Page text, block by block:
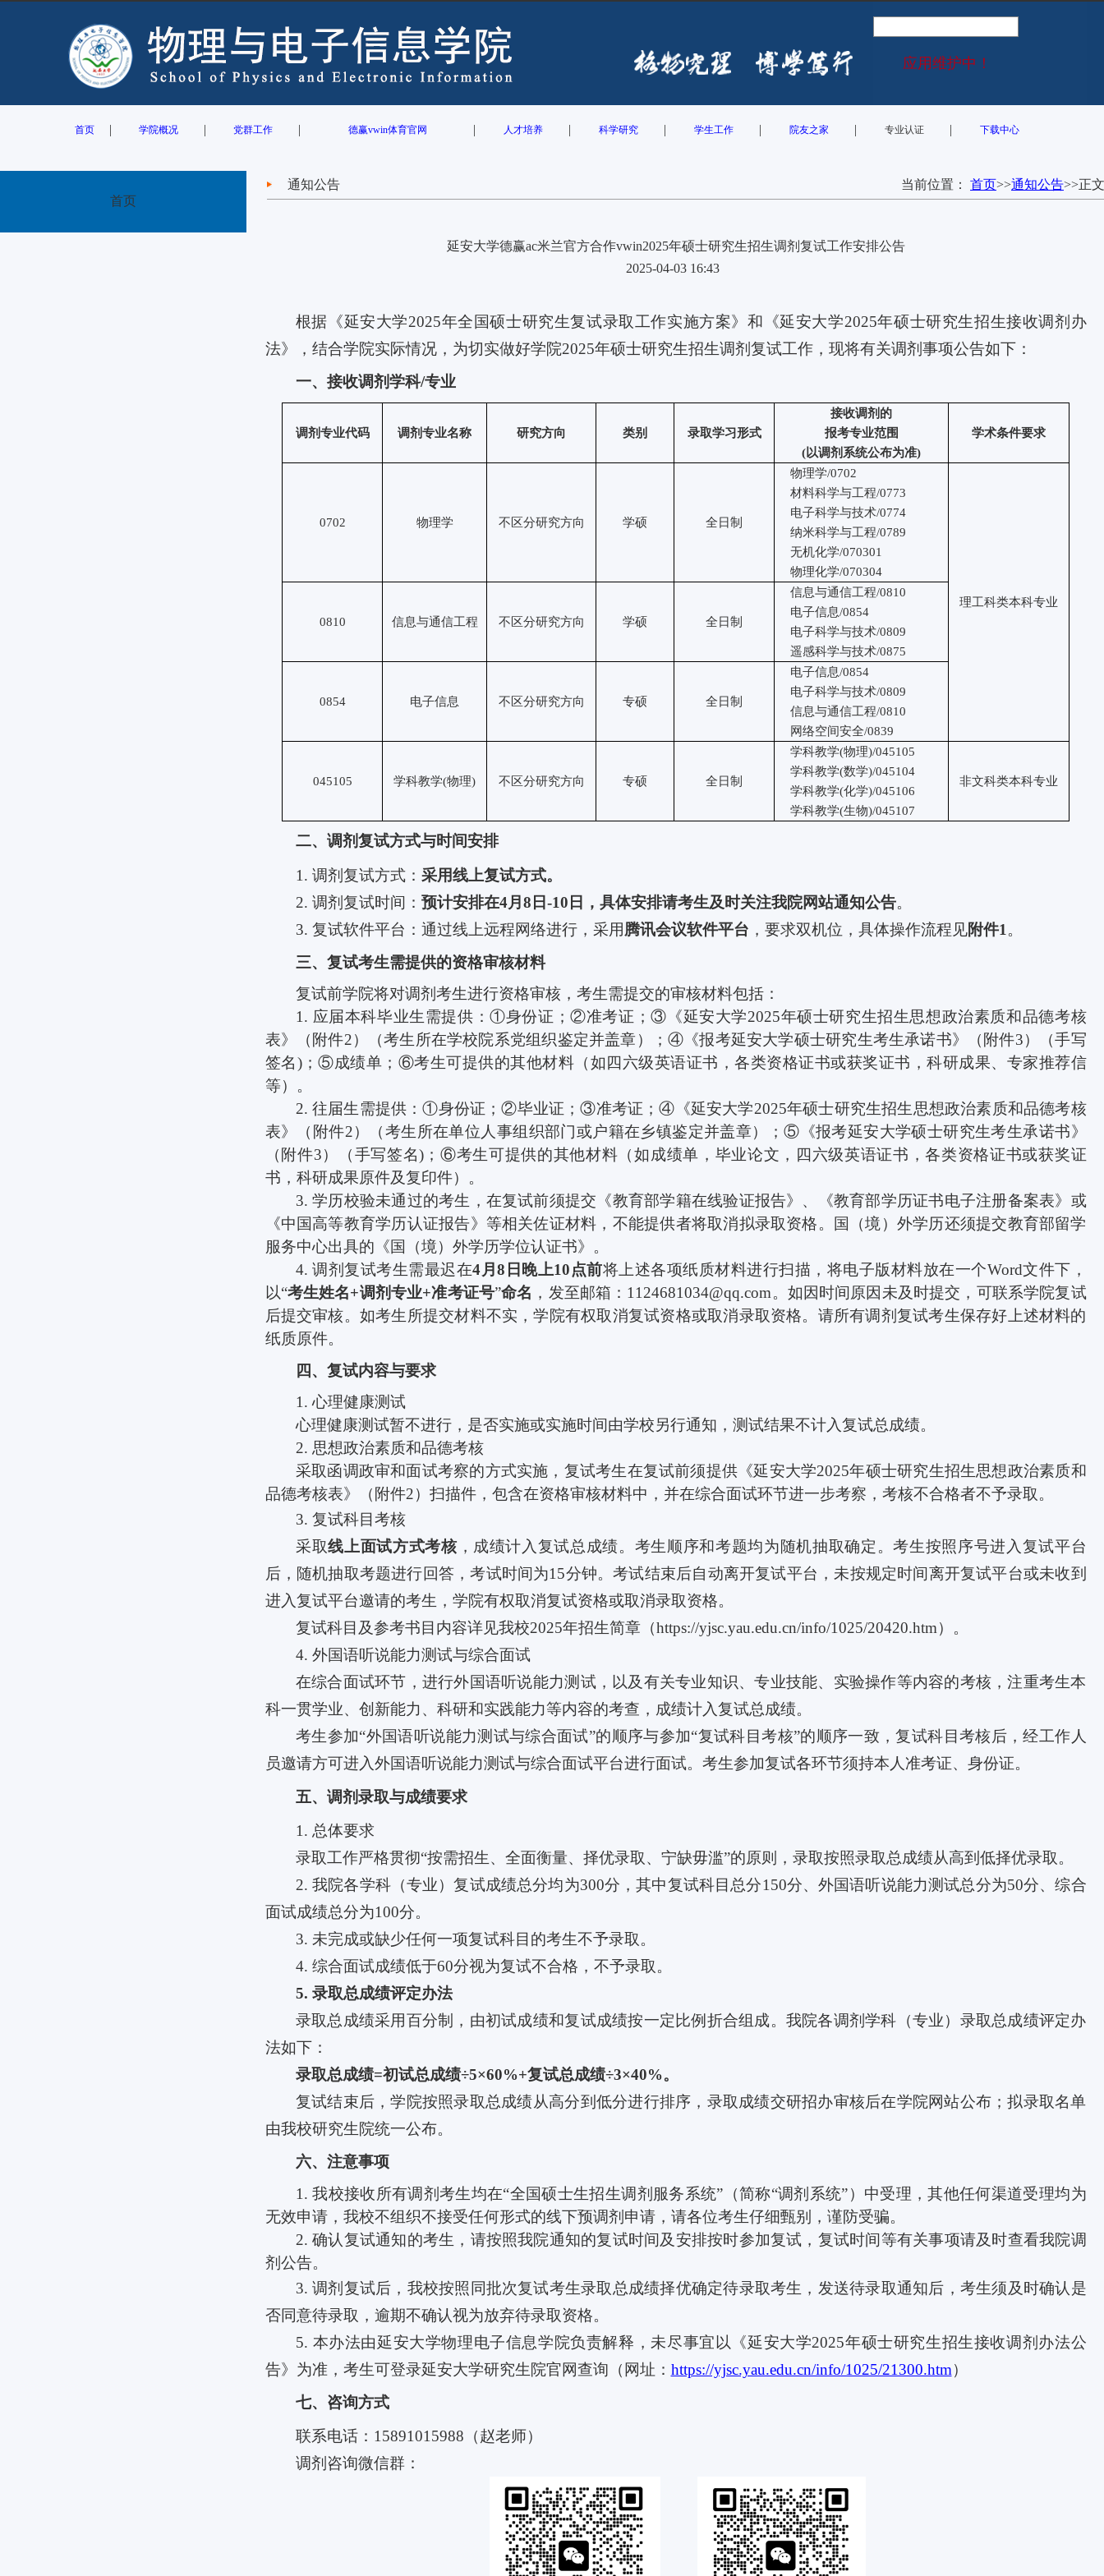
应用维护中！
首页 | 学院概况 | 党群工作 | 德赢vwin体育官网 | 人才培养 | 科学研究 | 学生工作 | 院友之家 | 专业认证 | 下载中心
首页
通知公告 当前位置： 首页>>通知公告>>正文
延安大学德赢ac米兰官方合作vwin2025年硕士研究生招生调剂复试工作安排公告
2025-04-03 16:43
根据《延安大学2025年全国硕士研究生复试录取工作实施方案》和《延安大学2025年硕士研究生招生接收调剂办
法》，结合学院实际情况，为切实做好学院2025年硕士研究生招生调剂复试工作，现将有关调剂事项公告如下：
一、接收调剂学科/专业
调剂专业代码 调剂专业名称 研究方向 类别 录取学习形式
接收调剂的
报考专业范围
(以调剂系统公布为准)
学术条件要求
0702 物理学 不区分研究方向 学硕 全日制
物理学/0702
材料科学与工程/0773
电子科学与技术/0774
纳米科学与工程/0789
无机化学/070301
物理化学/070304
理工科类本科专业
0810
信息与通信工程 不区分研究方向 学硕 全日制
信息与通信工程/0810
电子信息/0854
电子科学与技术/0809
遥感科学与技术/0875
0854 电子信息 不区分研究方向 专硕 全日制
电子信息/0854
电子科学与技术/0809
信息与通信工程/0810
网络空间安全/0839
045105 学科教学(物理) 不区分研究方向 专硕 全日制
学科教学(物理)/045105
学科教学(数学)/045104
学科教学(化学)/045106
学科教学(生物)/045107
非文科类本科专业
二、 调剂复试方式与时间安排
1. 调剂复试方式： 采用线上复试方式。
2. 调剂复试时间： 预计安排在4月 8 日-10 日，具体安排请考生及时关注我院网站通知公告。
3. 复试软件平台：通过线上远程网络进行，采用腾讯会议软件平台 ，要求双机位，具体操作流程见附件1 。
三、复试考生需提供的资格审核材料
复试前学院将对调剂考生进行资格审核，考生需提交的审核材料包括：
1. 应届本科毕业生需提供：①身份证；②准考证；③《延安大学2025年硕士研究生招生思想政治素质和品德考核
表》（附件2）（考生所在学校院系党组织鉴定并盖章）；④《报考延安大学硕士研究生考生承诺书》（附件3）（手写
签名)；⑤成绩单；⑥考生可提供的其他材料（如四六级英语证书，各类资格证书或获奖证书，科研成果、专家推荐信
等）。
2.往届生需提供：①身份证；②毕业证；③准考证；④《延安大学2025年硕士研究生招生思想政治素质和品德考核
表》（附件2）（考生所在单位人事组织部门或户籍在乡镇鉴定并盖章）；⑤《报考延安大学硕士研究生考生承诺书》
（附件3）（手写签名) ；⑥考生可提供的其他材料（如成绩单，毕业论文，四六级英语证书，各类资格证书或获奖证
书，科研成果原件及复印件）。
3.学历校验未通过的考生，在复试前须提交《教育部学籍在线验证报告》、《教育部学历证书电子注册备案表》或
《中国高等教育学历认证报告》等相关佐证材料，不能提供者将取消拟录取资格。国（境）外学历还须提交教育部留学
服务中心出具的《国（境）外学历学位认证书》。
4.调剂复试考生需最迟在4月8 日晚上10点前将上述各项纸质材料进行扫描，将电子版材料放在一个Word文件下，
以“考生姓名+调剂专业+准考证号”命名 ，发至邮箱： 1124681034@qq.com。如因时间原因未及时提交，可联系学院复试
后提交审核。如考生所提交材料不实，学院有权取消复试资格或取消录取资格。请所有调剂复试考生保存好上述材料的
纸质原件。
四、复试内容与要求
1.心理健康测试
心理健康测试暂不进行，是否实施或实施时间由学校另行通知，测试结果不计入复试总成绩。
2. 思想政治素质和品德考核
采取函调政审和面试考察的方式实施，复试考生在复试前须提供《延安大学2025年硕士研究生招生思想政治素质和
品德考核表》（附件2）扫描件，包含在资格审核材料中，并在综合面试环节进一步考察，考核不合格者不予录取。
3. 复试科目考核
采取线上面试方式考核，成绩计入复试总成绩。考生顺序和考题均为随机抽取确定。考生按照序号进入复试平台
后，随机抽取考题进行回答，考试时间为15分钟。考试结束后自动离开复试平台，未按规定时间离开复试平台或未收到
进入复试平台邀请的考生，学院有权取消复试资格或取消录取资格。
复试科目及参考书目内容详见我校2025年招生简章（https://yjsc.yau.edu.cn/info/1025/20420.htm）。
4. 外国语听说能力测试与综合面试
在综合面试环节，进行外国语听说能力测试，以及有关专业知识、专业技能、实验操作等内容的考核，注重考生本
科一贯学业、创新能力、科研和实践能力等内容的考查，成绩计入复试总成绩。
考生参加“外国语听说能力测试与综合面试”的顺序与参加“复试科目考核”的顺序一致，复试科目考核后，经工作人
员邀请方可进入外国语听说能力测试与综合面试平台进行面试。考生参加复试各环节须持本人准考证、身份证。
五、调剂录取与成绩要求
1. 总体要求
录取工作严格贯彻“按需招生、全面衡量、择优录取、宁缺毋滥”的原则，录取按照录取总成绩从高到低择优录取。
2.我院各学科（专业）复试成绩总分均为300分，其中复试科目总分150分、外国语听说能力测试总分为50分、综合
面试成绩总分为100分。
3. 未完成或缺少任何一项复试科目的考生不予录取。
4. 综合面试成绩低于60分视为复试不合格，不予录取。
5. 录取总成绩评定办法
录取总成绩采用百分制，由初试成绩和复试成绩按一定比例折合组成。我院各调剂学科（专业）录取总成绩评定办
法如下：
录取总成绩=初试总成绩÷5×60%+复试总成绩÷3×40%。
复试结束后，学院按照录取总成绩从高分到低分进行排序，录取成绩交研招办审核后在学院网站公布；拟录取名单
由我校研究生院统一公布。
六、注意事项
1.我校接收所有调剂考生均在“全国硕士生招生调剂服务系统”（简称“调剂系统”）中受理，其他任何渠道受理均为
无效申请，我校不组织不接受任何形式的线下预调剂申请，请各位考生仔细甄别，谨防受骗。
2.确认复试通知的考生，请按照我院通知的复试时间及安排按时参加复试，复试时间等有关事项请及时查看我院调
剂公告。
3.调剂复试后，我校按照同批次复试考生录取总成绩择优确定待录取考生，发送待录取通知后，考生须及时确认是
否同意待录取，逾期不确认视为放弃待录取资格。
5. 本办法由延安大学物理电子信息学院负责解释，未尽事宜以《延安大学2025年硕士研究生招生接收调剂办法公
告》为准，考生可登录延安大学研究生院官网查询（网址： https://yjsc.yau.edu.cn/info/1025/21300.htm）
七、咨询方式
联系电话： 15891015988 （赵老师）
调剂咨询微信群：